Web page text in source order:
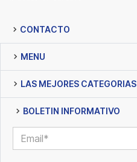
CONTACTO
MENU
LAS MEJORES CATEGORIAS
BOLETIN INFORMATIVO